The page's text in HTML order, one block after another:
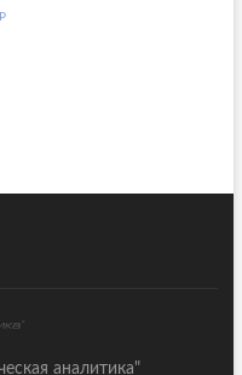
аналитика"